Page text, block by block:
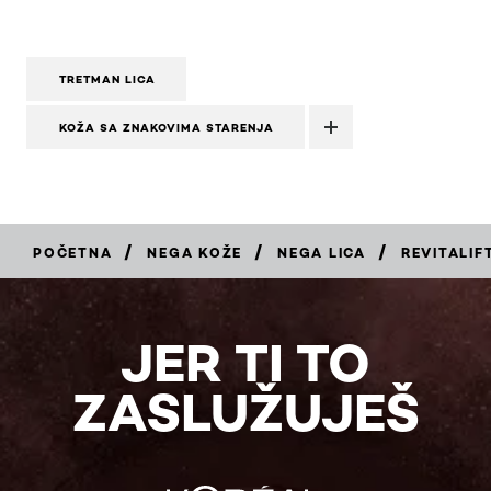
TRETMAN LICA
KOŽA SA ZNAKOVIMA STARENJA
POČETNA / NEGA KOŽE / NEGA LICA /
KUPITE
JER TI TO
ZASLUŽUJEŠ